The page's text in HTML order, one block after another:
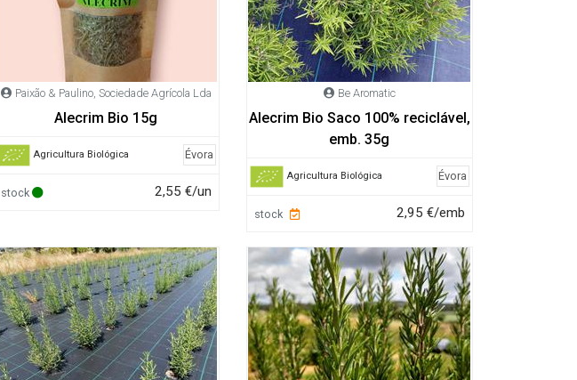
Paixão & Paulino, Sociedade Agrícola Lda
Alecrim Bio 15g
Agricultura Biológica Évora
stock 2,55 €/un
Be Aromatic
Alecrim Bio Saco 100% reciclável,
emb. 35g
Agricultura Biológica Évora
stock 2,95 €/emb